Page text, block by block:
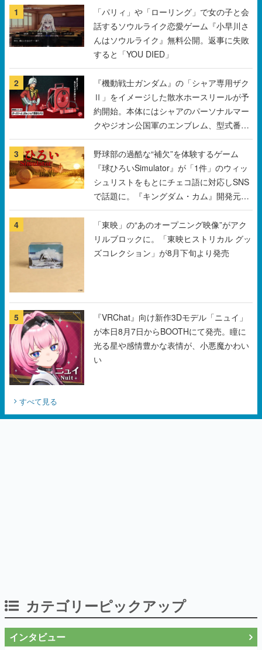
1
「パリィ」や「ローリング」で女の子と会
話するソウルライク恋愛ゲーム『小早川さ
んはソウルライク』無料公開。返事に失敗
すると「YOU DIED」
2
『機動戦士ガンダム』の「シャア専用ザク
Ⅱ」をイメージした散水ホースリールが予
約開始。本体にはシャアのパーソナルマー
クやジオン公国軍のエンブレム、型式番号
などを配置
3
野球部の過酷な“補欠”を体験するゲーム
『球ひろいSimulator』が「1件」のウィッ
シュリストをもとにチェコ語に対応しSNS
で話題に。『キングダム・カム』開発元や
チェコのプロ野球選手から称賛の声
4
「東映」の“あのオープニング映像”がアク
リルブロックに。「東映ヒストリカル グッ
ズコレクション」が8月下旬より発売
5
『VRChat』向け新作3Dモデル「ニュイ」
が本日8月7日からBOOTHにて発売。瞳に
光る星や感情豊かな表情が、小悪魔かわい
い
すべて見る
カテゴリーピックアップ
インタビュー